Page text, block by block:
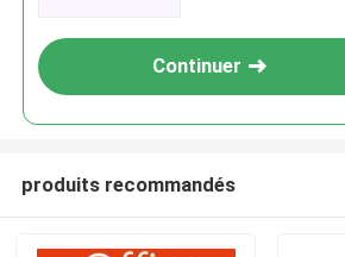
Continuer
produits recommandés